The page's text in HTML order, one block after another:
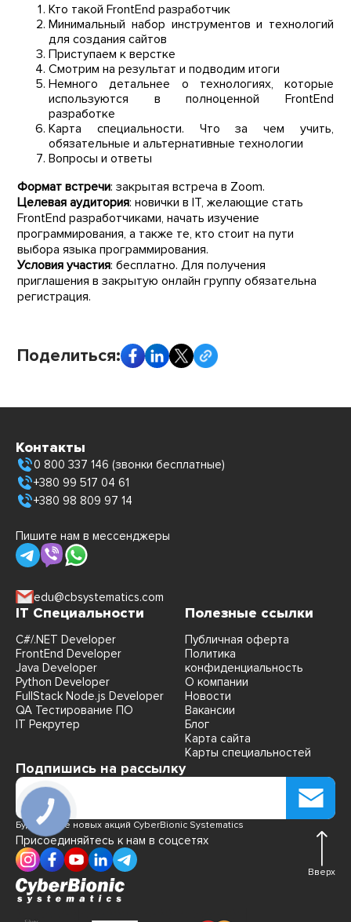
Кто такой FrontEnd разработчик
Минимальный набор инструментов и технологий
для создания сайтов
Приступаем к верстке
Смотрим на результат и подводим итоги
Немного детальнее о технологиях, которые
используются в полноценной FrontEnd
разработке
Карта специальности. Что за чем учить,
обязательные и альтернативные технологии
Вопросы и ответы
Формат встречи: закрытая встреча в Zoom.
Целевая аудитория: новички в IT, желающие стать
FrontEnd разработчиками, начать изучение
программирования, а также те, кто стоит на пути
выбора языка программирования.
Условия участия: бесплатно. Для получения
приглашения в закрытую онлайн группу обязательна
регистрация.
Поделиться:
Контакты
0 800 337 146 (звонки бесплатные)
+380 99 517 04 61
+380 98 809 97 14
Пишите нам в мессенджеры
edu@cbsystematics.com
IT Специальности
C#/.NET Developer
FrontEnd Developer
Java Developer
Python Developer
FullStack Node.js Developer
QA Тестирование ПО
IT Рекрутер
Полезные ссылки
Публичная оферта
Политика
конфиденциальность
О компании
Новости
Вакансии
Блог
Карта сайта
Карты специальностей
Подпишись на рассылку
Будь в курсе новых акций CyberBionic Systematics
Присоединяйтесь к нам в соцсетях
Вверх
КНОПКА
СВЯЗИ